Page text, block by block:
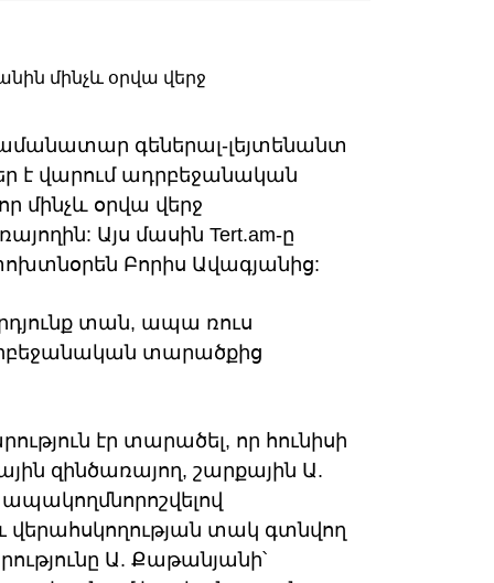
գեներալ-լեյտենանտ
է վարում ադրբեջանական
մինչև օրվա վերջ
Այս մասին Tert.am-ը
Բորիս Ավագյանից:
տան, ապա ռուս
տարածքից
էր տարածել, որ հունիսի
զինծառայող, շարքային Ա.
վերահսկողության տակ գտնվող
Ա. Քաթանյանի՝